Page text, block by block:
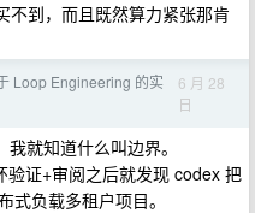
不到，而且既然算力紧张那肯
Loop Engineering 的实
6 月 28
日
就知道什么叫边界。
证+审阅之后就发现 codex 把
式负载多租户项目。